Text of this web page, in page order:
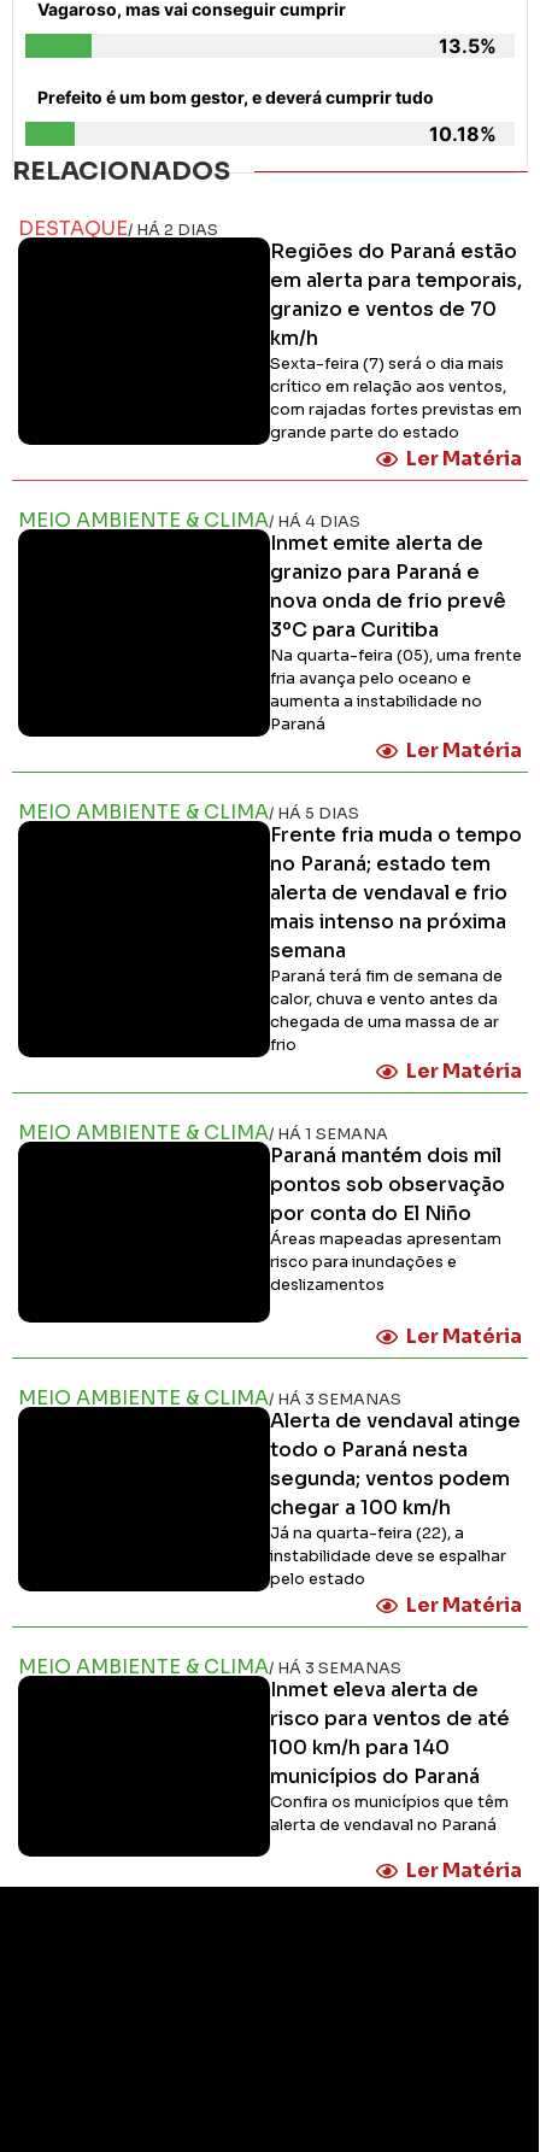
Vagaroso, mas vai conseguir cumprir
13.5%
Prefeito é um bom gestor, e deverá cumprir tudo
10.18%
RELACIONADOS
DESTAQUE/ HÁ 2 DIAS
Regiões do Paraná estão
em alerta para temporais,
granizo e ventos de 70
km/h
Sexta-feira (7) será o dia mais
crítico em relação aos ventos,
com rajadas fortes previstas em
grande parte do estado
Ler Matéria
MEIO AMBIENTE & CLIMA/ HÁ 4 DIAS
Inmet emite alerta de
granizo para Paraná e
nova onda de frio prevê
3ºC para Curitiba
Na quarta-feira (05), uma frente
fria avança pelo oceano e
aumenta a instabilidade no
Paraná
Ler Matéria
MEIO AMBIENTE & CLIMA/ HÁ 5 DIAS
Frente fria muda o tempo
no Paraná; estado tem
alerta de vendaval e frio
mais intenso na próxima
semana
Paraná terá fim de semana de
calor, chuva e vento antes da
chegada de uma massa de ar
frio
Ler Matéria
MEIO AMBIENTE & CLIMA/ HÁ 1 SEMANA
Paraná mantém dois mil
pontos sob observação
por conta do El Niño
Áreas mapeadas apresentam
risco para inundações e
deslizamentos
Ler Matéria
MEIO AMBIENTE & CLIMA/ HÁ 3 SEMANAS
Alerta de vendaval atinge
todo o Paraná nesta
segunda; ventos podem
chegar a 100 km/h
Já na quarta-feira (22), a
instabilidade deve se espalhar
pelo estado
Ler Matéria
MEIO AMBIENTE & CLIMA/ HÁ 3 SEMANAS
Inmet eleva alerta de
risco para ventos de até
100 km/h para 140
municípios do Paraná
Confira os municípios que têm
alerta de vendaval no Paraná
Ler Matéria